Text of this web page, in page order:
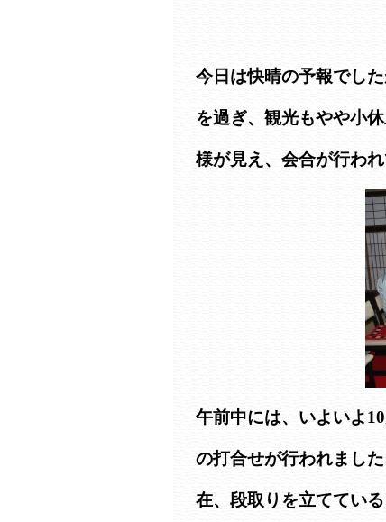
今日は快晴の予報でし
を過ぎ、観光もやや小
様が見え、会合が行われ
午前中には、いよいよ
の打合せが行われまし
在、段取りを立てている